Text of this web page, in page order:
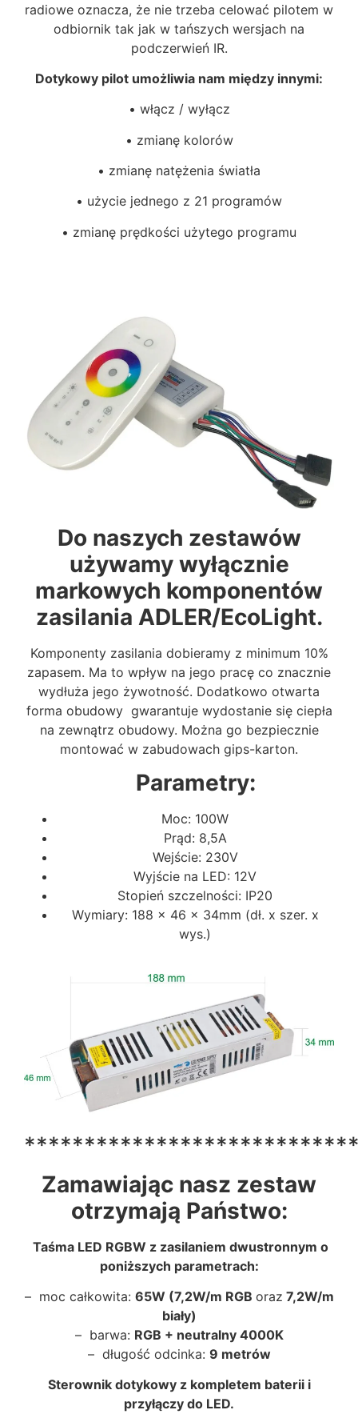
radiowe oznacza, że nie trzeba celować pilotem w
odbiornik tak jak w tańszych wersjach na
podczerwień IR.
Dotykowy pilot umożliwia nam między innymi:
• włącz / wyłącz
• zmianę kolorów
• zmianę natężenia światła
• użycie jednego z 21 programów
• zmianę prędkości użytego programu
Do naszych zestawów
używamy wyłącznie
markowych komponentów
zasilania ADLER/EcoLight.
Komponenty zasilania dobieramy z minimum 10%
zapasem. Ma to wpływ na jego pracę co znacznie
wydłuża jego żywotność. Dodatkowo otwarta
forma obudowy gwarantuje wydostanie się ciepła
na zewnątrz obudowy. Można go bezpiecznie
montować w zabudowach gips-karton.
Parametry:
Moc: 100W
Prąd: 8,5A
Wejście: 230V
Wyjście na LED: 12V
Stopień szczelności: IP20
Wymiary: 188 x 46 x 34mm (dł. x szer. x
wys.)
Zamawiając nasz zestaw
otrzymają Państwo:
Taśma LED RGBW z zasilaniem dwustronnym o
poniższych parametrach:
– moc całkowita: 65W (7,2W/m RGB oraz 7,2W/m
biały)
– barwa: RGB + neutralny 4000K
– długość odcinka: 9 metrów
Sterownik dotykowy z kompletem baterii i
przyłączy do LED.